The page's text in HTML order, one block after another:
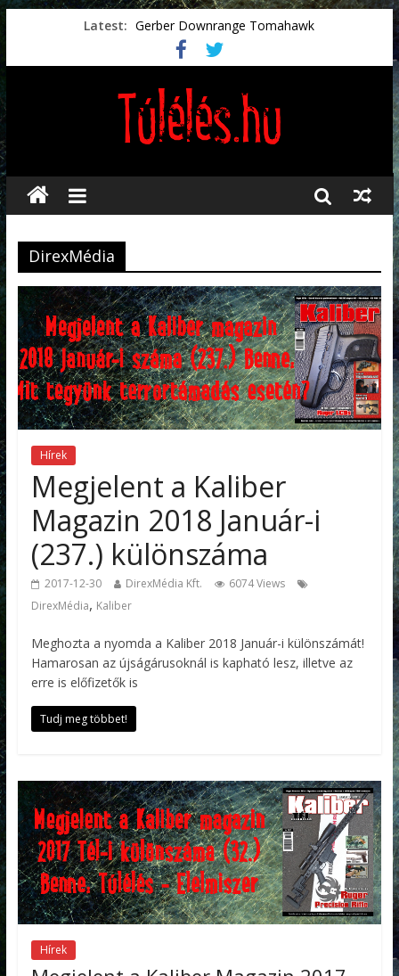
Latest: Gerber Downrange Tomahawk
Vészhelyzeti élelmiszerek
Svéd vészhelyzeti tájékoztató.
Vészhelyzetkezelés
Préselt törlőkendők
DirexMédia
Hírek
Megjelent a Kaliber
Magazin 2018 Január-i
(237.) különszáma
2017-12-30 DirexMédia Kft.
6074 Views
DirexMédia, Kaliber
Meghozta a nyomda a Kaliber 2018 Január-i különszámát!
Hamarosan az újságárusoknál is kapható lesz, illetve az
erre is előfizetők is
Tudj meg többet!
Hírek